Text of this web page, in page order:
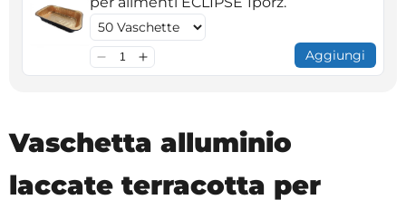
Aggiungi
Vaschetta alluminio
laccate terracotta per